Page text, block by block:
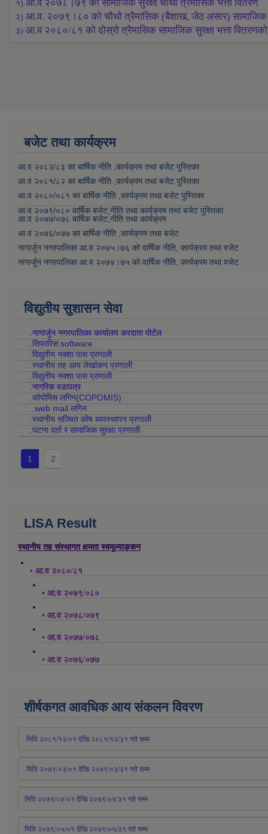
१) आ.व २०७८।७९ को सामाजिक सुरक्षा चौथो त्रैमासिक भत्ता वितरण
२) आ.व. २०७९।८० को चौथो त्रैमासिक (बैशाख, जेठ असार) सामाजिक
३) आ.व २०८०/८१ को दोस्रो त्रैमासिक सामाजिक सुरक्षा भत्ता
बजेट तथा कार्यक्रम
आ.व २०८२/८३ का बार्षिक नीति ,कार्यक्रम तथा बजेट पुस्तिका
आ.व २०८१/८२ का बार्षिक नीति ,कार्यक्रम तथा बजेट पुस्तिका
आ.व २०८०/०८१ का बार्षिक नीति ,कार्यक्रम तथा बजेट पुस्तिका
आ.व २०७९/०८० बार्षिक बजेट,नीति तथा कार्यक्रम तथा बजेट पुस्तिका
आ.व २०७७/०७८ बार्षिक बजेट,नीति तथा कार्यक्रम
आ.व २०७६/०७७ का बार्षिक नीति ,कार्यक्रम तथा बजेट
नागार्जुन नगरपालिका आ.व २०७५।७६ को वार्षिक नीति, कार्यक्रम तथा वजेट
नागार्जुन नगरपालिका आ.व २०७४।७५ को वार्षिक नीति, कार्यक्रम तथा वजेट
विद्युतीय सुशासन सेवा
.नागार्जुन नगरपालिका कार्यालय करदाता पोर्टल
.सिफारिस software
.विद्युतीय नक्शा पास प्रणाली
.स्थानीय तह आय लेखांकन प्रणाली
.विद्युतीय नक्शा पास प्रणाली
.नागरिक वडापत्र
.कोपोमिस लगिन(COPOMIS)
.web mail लगिन
.स्थानीय सञ्चित कोष ब्यवस्थापन प्रणाली
.घटना दर्ता र सामाजिक सुरक्षा प्रणाली
1 2
LISA Result
स्थानीय तह संस्थागत क्षमता स्वमूल्याङ्कन
• आ.व २०८०/८१
• आ.व २०७९/०८०
• आ.व २०७८/०७९
• आ.व २०७७/०७८
• आ.व २०७६/०७७
शीर्षकगत आवधिक आय संकलन विवरण
मिति २०८१/१२/०१ देखि २०८१/१२/३१ गते सम्म
मिति २०७९/०३/०१ देखि २०७९/०३/३१ गते सम्म
मिति २०७९/०४/०१ देखि २०७९/०४/३१ गते सम्म
मिति २०७९्/०५/०१ देखि २०७९/०५/३१ गते सम्म